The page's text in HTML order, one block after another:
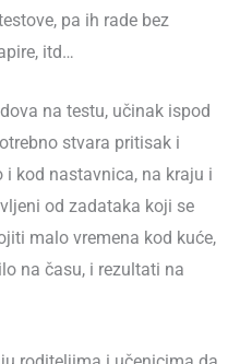
pa ih rade bez
itd…
na testu, učinak ispod
stvara pritisak i
kod nastavnica, na kraju i
od zadataka koji se
malo vremena kod kuće,
na času, i rezultati na